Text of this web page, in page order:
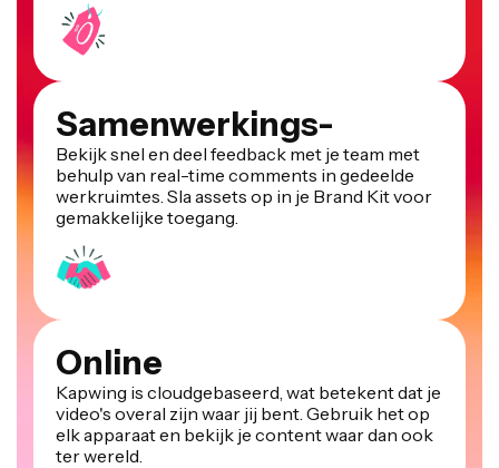
Samenwerkings-
Bekijk snel en deel feedback met je team met
behulp van real-time comments in gedeelde
werkruimtes. Sla assets op in je Brand Kit voor
gemakkelijke toegang.
Online
Kapwing is cloudgebaseerd, wat betekent dat je
video's overal zijn waar jij bent. Gebruik het op
elk apparaat en bekijk je content waar dan ook
ter wereld.